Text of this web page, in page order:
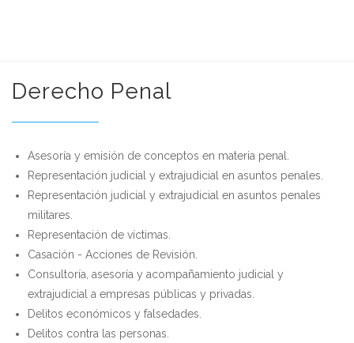
Derecho Penal
Asesoría y emisión de conceptos en materia penal.
Representación judicial y extrajudicial en asuntos penales.
Representación judicial y extrajudicial en asuntos penales
militares.
Representación de víctimas.
Casación - Acciones de Revisión.
Consultoría, asesoría y acompañamiento judicial y
extrajudicial a empresas públicas y privadas.
Delitos económicos y falsedades.
Delitos contra las personas.